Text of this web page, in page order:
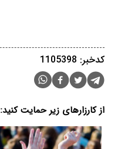
کدخبر: 1105398
از کارزارهای زیر حمایت کنید: